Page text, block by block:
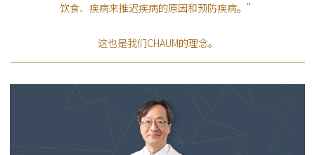
饮食、疾病来推迟疾病的原因和预防疾病。”
这也是我们CHAUM的理念。